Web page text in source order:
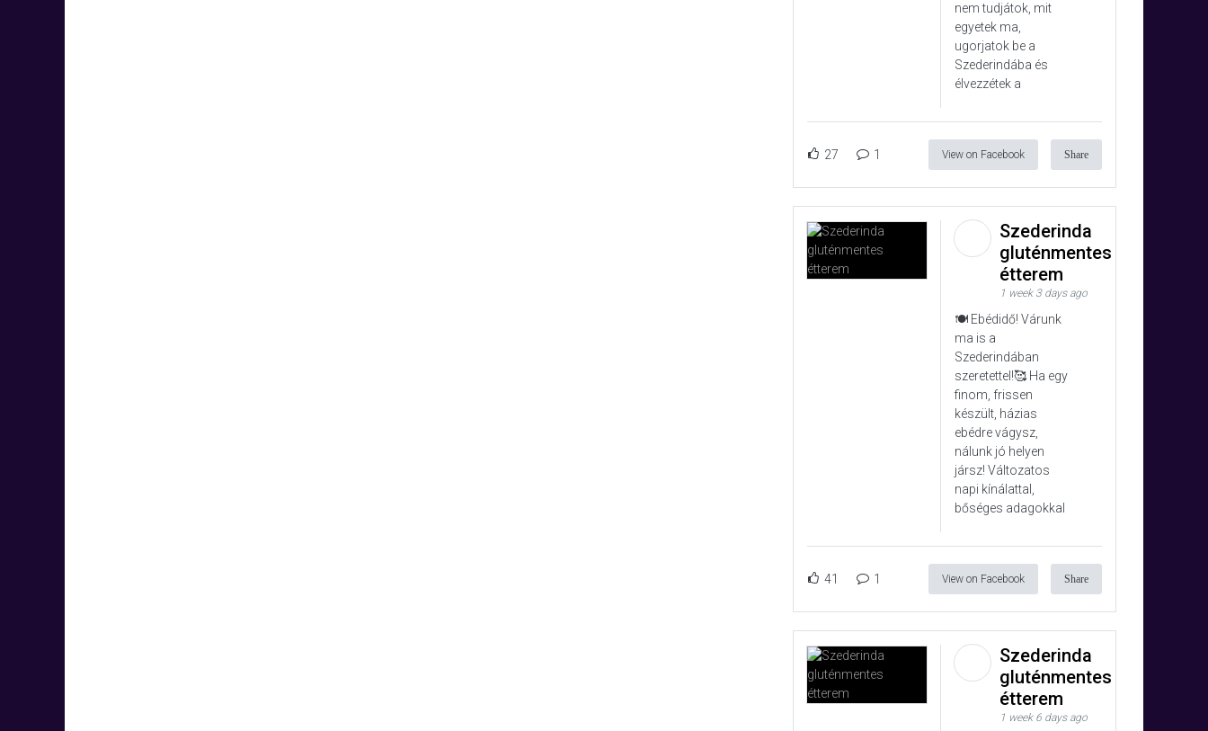
nem tudjátok, mit
egyetek ma,
ugorjatok be a
Szederindába és
élvezzétek a
27 1 View on Facebook Share
Szederinda
gluténmentes
étterem
1 week 3 days ago
🍽️ Ebédidő! Várunk
ma is a
Szederindában
szeretettel!🥰 Ha egy
finom, frissen
készült, házias
ebédre vágysz,
nálunk jó helyen
jársz! Változatos
napi kínálattal,
bőséges adagokkal
41 1 View on Facebook Share
Szederinda
gluténmentes
étterem
1 week 6 days ago